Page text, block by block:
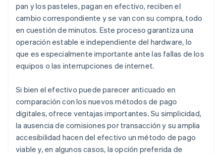
pan y los pasteles, pagan en efectivo, reciben el
cambio correspondiente y se van con su compra, todo
en cuestión de minutos. Este proceso garantiza una
operación estable e independiente del hardware, lo
que es especialmente importante ante las fallas de los
equipos o las interrupciones de internet.
Si bien el efectivo puede parecer anticuado en
comparación con los nuevos métodos de pago
digitales, ofrece ventajas importantes. Su simplicidad,
la ausencia de comisiones por transacción y su amplia
accesibilidad hacen del efectivo un método de pago
viable y, en algunos casos, la opción preferida de